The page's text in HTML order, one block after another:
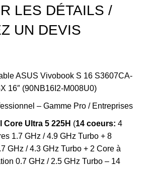
LES DÉTAILS /
UN DEVIS
ASUS Vivobook S 16 S3607CA-
16″ (90NB16I2-M008U0)
– Gamme Pro / Entreprises
Core Ultra 5 225H (14 coeurs: 4
1.7 GHz / 4.9 GHz Turbo + 8
GHz / 4.3 GHz Turbo + 2 Core à
0.7 GHz / 2.5 GHz Turbo – 14